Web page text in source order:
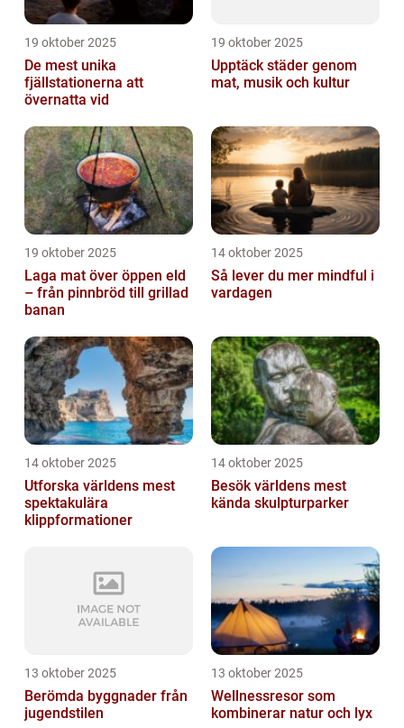
19 oktober 2025
De mest unika
fjällstationerna att
övernatta vid
19 oktober 2025
Upptäck städer genom
mat, musik och kultur
19 oktober 2025
Laga mat över öppen eld
– från pinnbröd till grillad
banan
14 oktober 2025
Så lever du mer mindful i
vardagen
14 oktober 2025
Utforska världens mest
spektakulära
klippformationer
14 oktober 2025
Besök världens mest
kända skulpturparker
13 oktober 2025
Berömda byggnader från
jugendstilen
13 oktober 2025
Wellnessresor som
kombinerar natur och lyx